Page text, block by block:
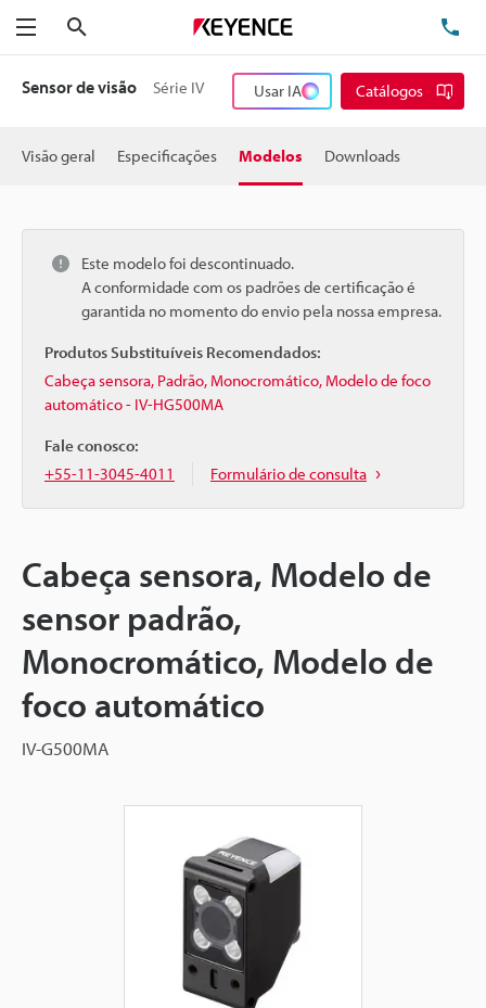
Menu
Sensor de visão Série IV Usar IA Catálogos
Visão geral Especificações Modelos Downloads
Este modelo foi descontinuado.
A conformidade com os padrões de certificação é
garantida no momento do envio pela nossa empresa.
Produtos Substituíveis Recomendados:
Cabeça sensora, Padrão, Monocromático, Modelo de foco
automático - IV-HG500MA
Fale conosco:
+55-11-3045-4011
Formulário de consulta
Cabeça sensora, Modelo de
sensor padrão,
Monocromático, Modelo de
foco automático
IV-G500MA